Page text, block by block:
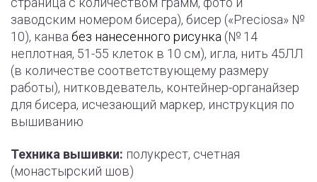
заводским номером бисера), бисер («Preciosa» №
10), канва без нанесенного рисунка (№ 14
неплотная, 51-55 клеток в 10 см), игла, нить 45ЛЛ
(в количестве соответствующему размеру
работы), нитковдеватель, контейнер-органайзер
для бисера, исчезающий маркер, инструкция по
вышиванию
Техника вышивки: полукрест, счетная
(монастырский шов)